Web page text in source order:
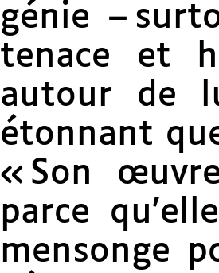
génie –
tenace et
autour de
étonnant
« Son
parce
mensonge